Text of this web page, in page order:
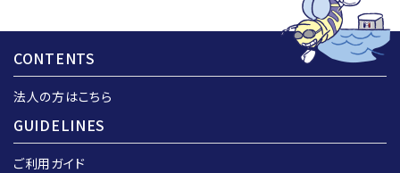
CONTENTS
法人の方はこちら
GUIDELINES
ご利用ガイド